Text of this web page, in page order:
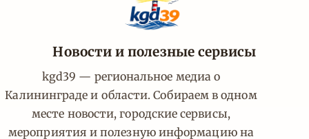
Новости и полезные сервисы
kgd39 — региональное медиа о
Калининграде и области. Собираем в одном
месте новости, городские сервисы,
мероприятия и полезную информацию на